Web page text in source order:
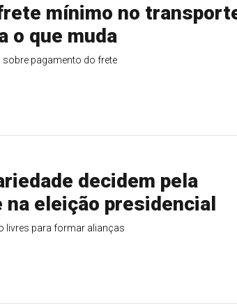
mínimo no
o que muda
pagamento do frete
decidem pela
na eleição presidencial
livres para formar alianças